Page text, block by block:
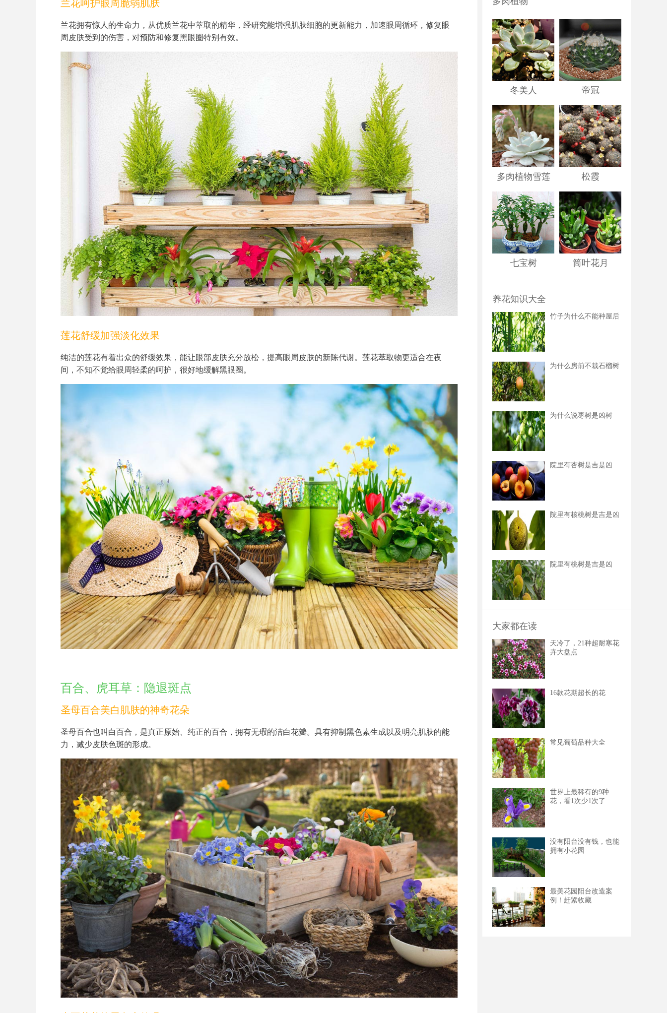
兰花呵护眼周脆弱肌肤
兰花拥有惊人的生命力，从优质兰花中萃取的精华，经研究能增强肌肤细胞的更新能力，加速眼周循环，修复眼
周皮肤受到的伤害，对预防和修复黑眼圈特别有效。
莲花舒缓加强淡化效果
纯洁的莲花有着出众的舒缓效果，能让眼部皮肤充分放松，提高眼周皮肤的新陈代谢。莲花萃取物更适合在夜
间，不知不觉给眼周轻柔的呵护，很好地缓解黑眼圈。
百合、虎耳草：隐退斑点
圣母百合美白肌肤的神奇花朵
圣母百合也叫白百合，是真正原始、纯正的百合，拥有无瑕的洁白花瓣。具有抑制黑色素生成以及明亮肌肤的能
力，减少皮肤色斑的形成。
冬美人 帝冠
多肉植物雪莲 松霞
七宝树 筒叶花月
养花知识大全
竹子为什么不能种屋后
为什么房前不栽石榴树
为什么说枣树是凶树
院里有杏树是吉是凶
院里有核桃树是吉是凶
院里有桃树是吉是凶
大家都在读
天冷了，21种超耐寒花
卉大盘点
16款花期超长的花
常见葡萄品种大全
世界上最稀有的9种
花，看1次少1次了
没有阳台没有钱，也能
拥有小花园
最美花园阳台改造案
例！赶紧收藏